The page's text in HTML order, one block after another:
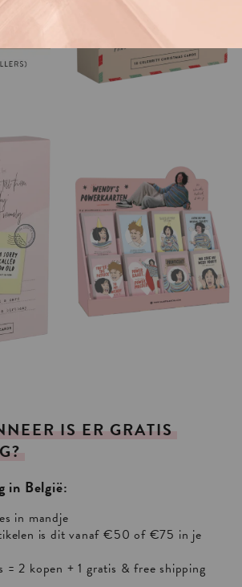
IS ER GRATIS
in België:
in mandje
is dit vanaf €50 of €75 in je
= 2 kopen + 1 gratis & free shipping